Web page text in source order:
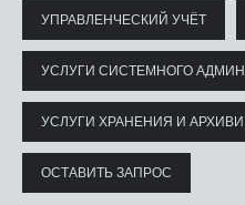
УПРАВЛЕНЧЕСКИЙ УЧЁТ
УСЛУГИ СИСТЕМНОГО
УСЛУГИ ХРАНЕНИЯ И
ОСТАВИТЬ ЗАПРОС